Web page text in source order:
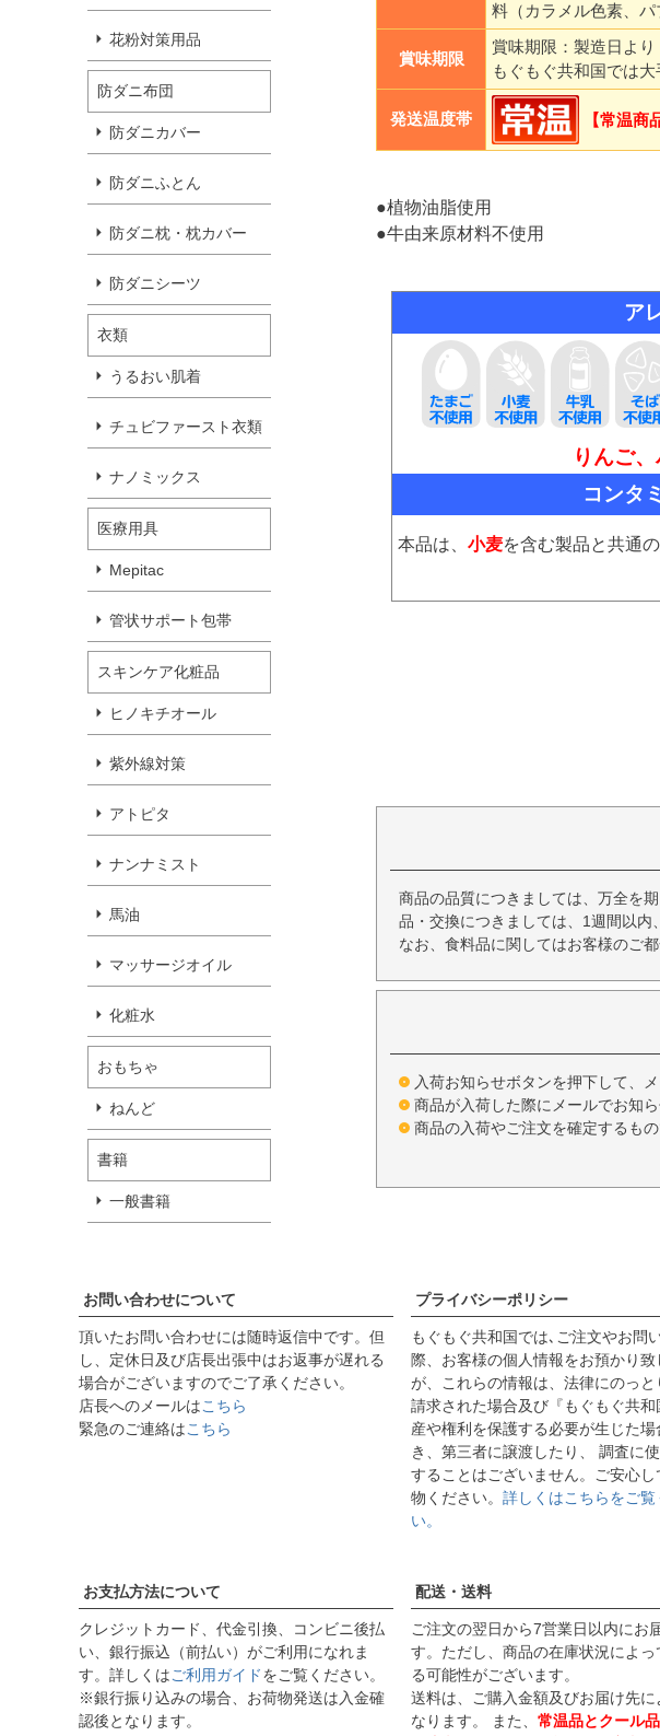
花粉対策用品
防ダニ布団
防ダニカバー
防ダニふとん
防ダニ枕・枕カバー
防ダニシーツ
衣類
うるおい肌着
チュビファースト衣類
ナノミックス
医療用具
Mepitac
管状サポート包帯
スキンケア化粧品
ヒノキチオール
紫外線対策
アトピタ
ナンナミスト
馬油
マッサージオイル
化粧水
おもちゃ
ねんど
書籍
一般書籍
料（カラメル色素、パ
賞味期限
賞味期限：製造日よ
もぐもぐ共和国では
発送温度帯 【常温
●植物油脂使用
●牛由来原材料不使用
ア
りんご
コンタ
本品は、 小麦を含む製品と共通
商品の品質につきましては、万全を
品・交換につきましては、1週間以内
なお、食料品に関してはお客様のご
入荷お知らせボタンを押下して、
商品が入荷した際にメールでお知ら
商品の入荷やご注文を確定するもの
お問い合わせについて
頂いたお問い合わせには随時返信中です。但
し、定休日及び店長出張中はお返事が遅れる
場合がございますのでご了承ください。
店長へのメールはこちら
緊急のご連絡はこちら
プライバシーポリシー
もぐもぐ共和国では､ご注文やお問
際、お客様の個人情報をお預かり致
が、これらの情報は、法律にのっと
請求された場合及び『もぐもぐ共和
産や権利を保護する必要が生じた場
き、第三者に譲渡したり、 調査に
することはございません。ご安心し
物ください。 詳しくはこちらをご覧
い。
お支払方法について
クレジットカード、代金引換、コンビニ後払
い、銀行振込（前払い）がご利用になれま
す。詳しくはご利用ガイドをご覧ください。
※銀行振り込みの場合、お荷物発送は入金確
認後となります。
配送・送料
ご注文の翌日から7営業日以内にお
す。ただし、商品の在庫状況によっ
る可能性がございます。
送料は、ご購入金額及びお届け先に
なります。 また、 常温品とクール